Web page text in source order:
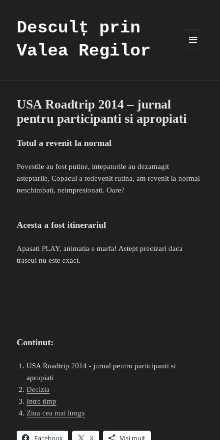
Desculț prin
Valea Regilor
USA Roadtrip 2014 – jurnal
pentru participanti si apropiati
Totul a revenit la normal
Povestile au fost putine, intepaturile au dezamagit
asteptarile, Copacul a redevenit rutina, am revenit la normal
neschimbati, neimpresionati. Oare?
Acesta a fost itinerariul
Apasati PLAY, animatia e marfa! Astept precizari daca
traseul nu este exact.
Continut:
USA Roadtrip 2014 - jurnal pentru participanti si
apropiati
Decizia
Intre timp
Ziua cea mai lunga
Facebook X Mai mult